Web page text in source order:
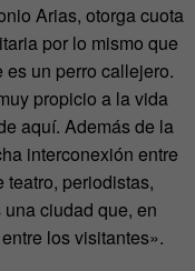
Arias, otorga cuota
por lo mismo que
un perro callejero.
propicio a la vida
aquí. Además de la
interconexión entre
periodistas,
ciudad que, en
los visitantes».